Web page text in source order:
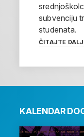
subvenciju
studenata.
ČITAJTE
KALENDAR